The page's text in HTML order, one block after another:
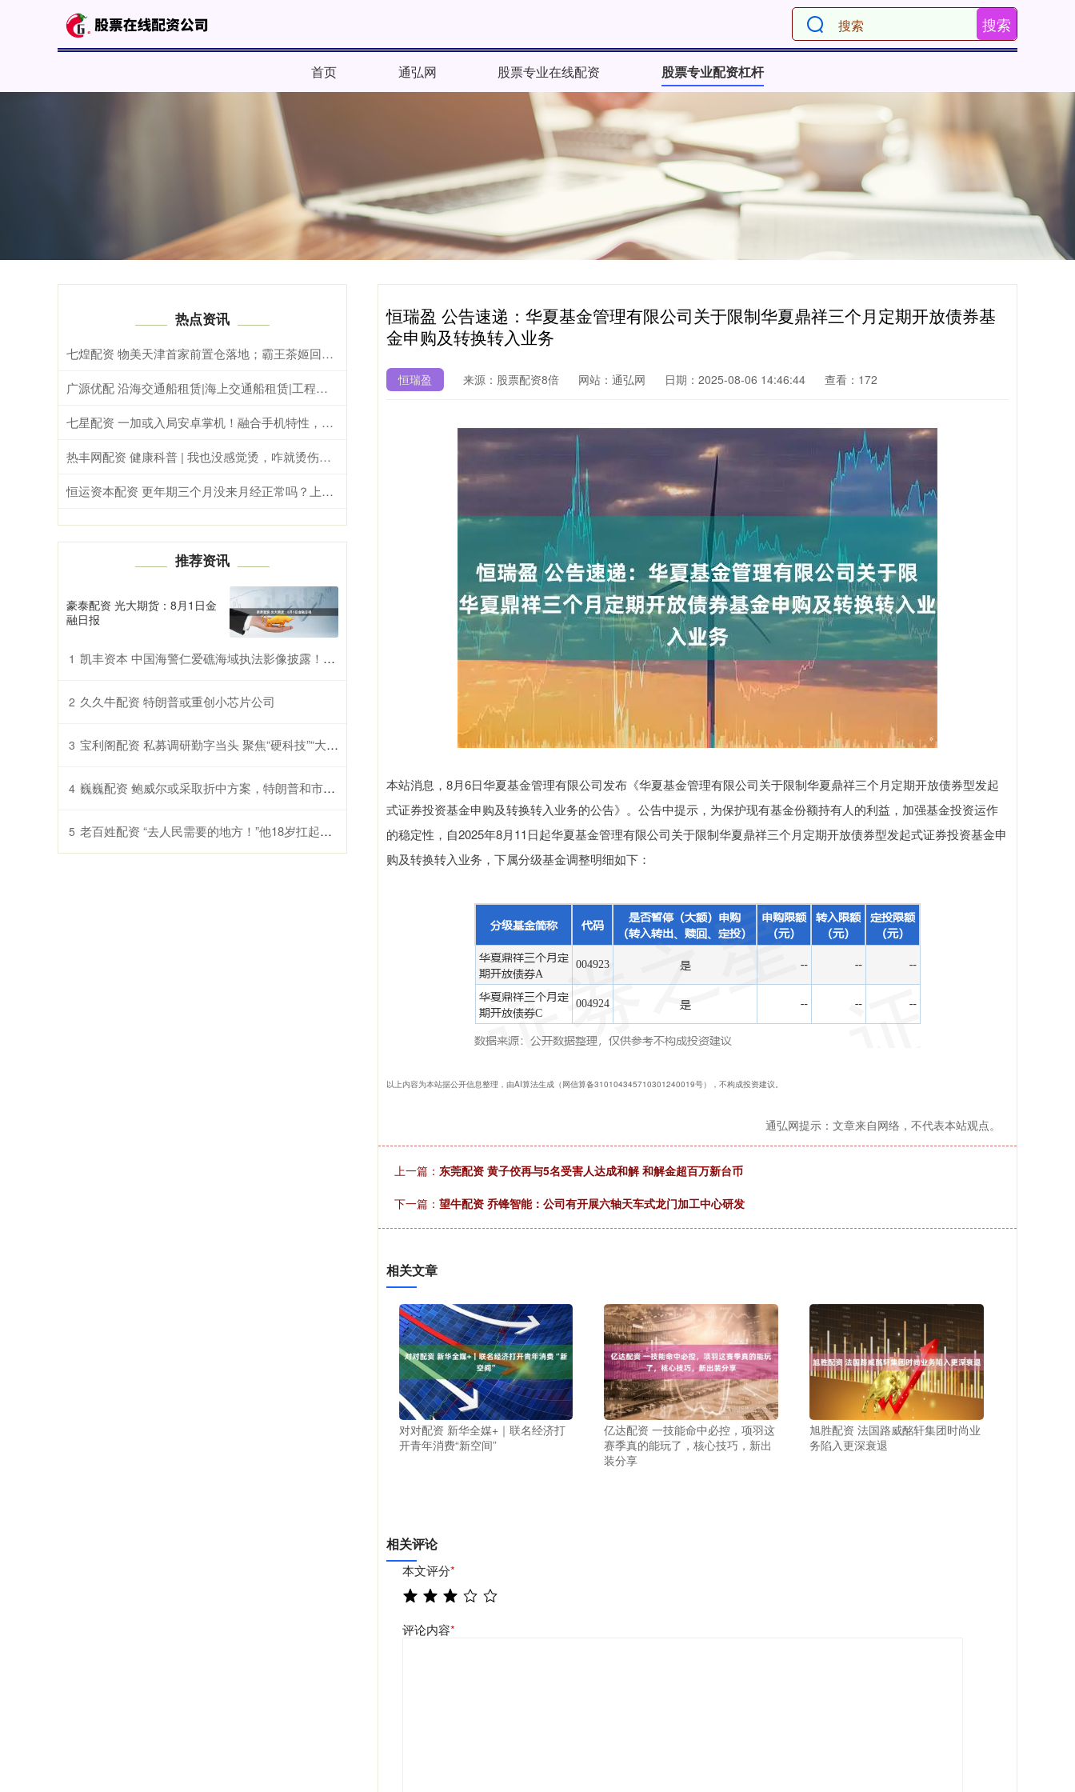
搜索
首页 通弘网 股票专业在线配资 股票专业配资杠杆
恒瑞盈 公告速递：华夏基金管理有限公司关于限制华夏鼎祥三个月定期开放债券基
金申购及转换转入业务
恒瑞盈 来源：股票配资8倍 网站：通弘网 日期：2025-08-06 14:46:44 查看：172
本站消息，8月6日华夏基金管理有限公司发布《华夏基金管理有限公司关于限制华夏鼎祥三个月定期开放债券型发起
式证券投资基金申购及转换转入业务的公告》。公告中提示，为保护现有基金份额持有人的利益，加强基金投资运作
的稳定性，自2025年8月11日起华夏基金管理有限公司关于限制华夏鼎祥三个月定期开放债券型发起式证券投资基金申
购及转换转入业务，下属分级基金调整明细如下：
以上内容为本站据公开信息整理，由AI算法生成（网信算备310104345710301240019号），不构成投资建议。
通弘网提示：文章来自网络，不代表本站观点。
上一篇： 东莞配资 黄子佼再与5名受害人达成和解 和解金超百万新台币
下一篇： 望牛配资 乔锋智能：公司有开展六轴天车式龙门加工中心研发
相关文章
对对配资 新华全媒+｜联名经济打
开青年消费“新空间”
亿达配资 一技能命中必控，项羽这
赛季真的能玩了，核心技巧，新出
装分享
旭胜配资 法国路威酩轩集团时尚业
务陷入更深衰退
相关评论
本文评分*
评论内容*
热点资讯
七煌配资 物美天津首家前置仓落地；霸王茶姬回应饮品喝出水银；
广源优配 沿海交通船租赁|海上交通船租赁|工程交通船租赁
七星配资 一加或入局安卓掌机！融合手机特性，专为FPS游戏打造
热丰网配资 健康科普 | 我也没感觉烫，咋就烫伤了？
恒运资本配资 更年期三个月没来月经正常吗？上海锦和门诊检测指南+费用参考
推荐资讯
豪泰配资 光大期货：8月1日金
融日报
1 凯丰资本 中国海警仁爱礁海域执法影像披露！对方持枪，海警大喊“冲我来” 无畏捍卫主权
2 久久牛配资 特朗普或重创小芯片公司
3 宝利阁配资 私募调研勤字当头 聚焦“硬科技”“大健康”
4 巍巍配资 鲍威尔或采取折中方案，特朗普和市场都不会满意？
5 老百姓配资 “去人民需要的地方！”他18岁扛起枪保家卫国，在战场伏击杀敌